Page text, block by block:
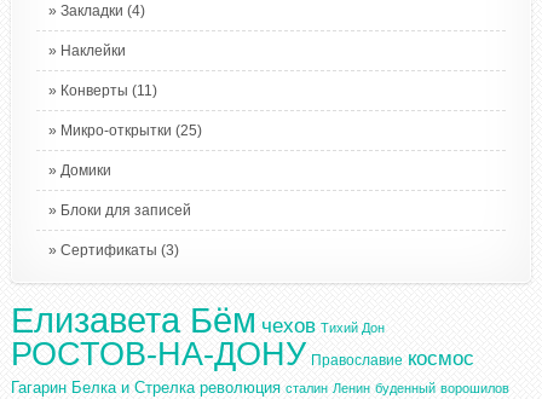
Закладки (4)
Наклейки
Конверты (11)
Микро-открытки (25)
Домики
Блоки для записей
Сертификаты (3)
Елизавета Бём чехов Тихий Дон
РОСТОВ-НА-ДОНУ Православие космос
Гагарин Белка и Стрелка революция сталин Ленин буденный ворошилов